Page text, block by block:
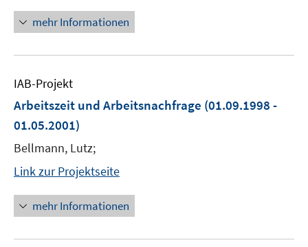
mehr Informationen
IAB-Projekt
Arbeitszeit und Arbeitsnachfrage (01.09.1998 -
01.05.2001)
Bellmann, Lutz;
Link zur Projektseite
mehr Informationen